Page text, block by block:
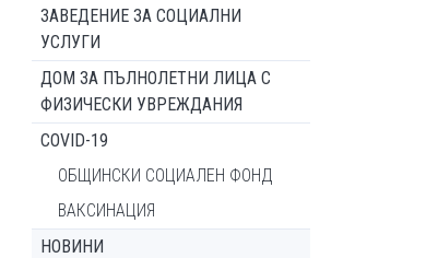
ЗАВЕДЕНИЕ ЗА СОЦИАЛНИ
УСЛУГИ
ДОМ ЗА ПЪЛНОЛЕТНИ ЛИЦА С
ФИЗИЧЕСКИ УВРЕЖДАНИЯ
COVID-19
ОБЩИНСКИ СОЦИАЛЕН ФОНД
ВАКСИНАЦИЯ
НОВИНИ